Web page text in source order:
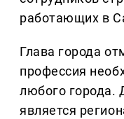
работающих в
Глава города
профессия
любого города.
является